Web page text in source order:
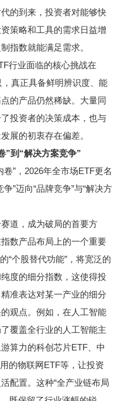
的到来，投资者对能够快
策略和工具的需求日益增
指数就能满足需求。
业面临的核心挑战在
真正具备鲜明辨识度、能
的产品仍然稀缺。大量同
投资者的决策成本，也与
展的初衷存在偏差。
到“解决方案竞争”
”，2026年全市场ETF更名
”迈向“品牌竞争”与“解决方
道，成为破局的首要方
数产品布局上的一个重要
“个股替代功能”，将宽泛的
度的细分指数，这使得投
准表达对某一产业的细分
观点。例如，在人工智能
覆盖全行业的人工智能主
算力的科创芯片ETF、中
的物联网ETF等，让投资
配置。这种“全产业链布局